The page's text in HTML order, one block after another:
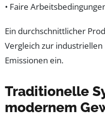
• Faire
Ein durchschnittlicher
Vergleich zur industriellen
Emissionen ein.
Traditionelle
modernem